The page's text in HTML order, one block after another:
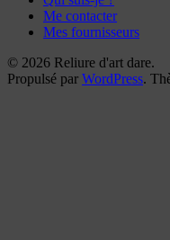
Me contacter
Mes fournisseurs
© 2026 Reliure d'art dare.
Propulsé par WordPress.